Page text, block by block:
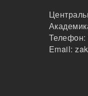
Телефон:
Email:
548
Показать
Заказать